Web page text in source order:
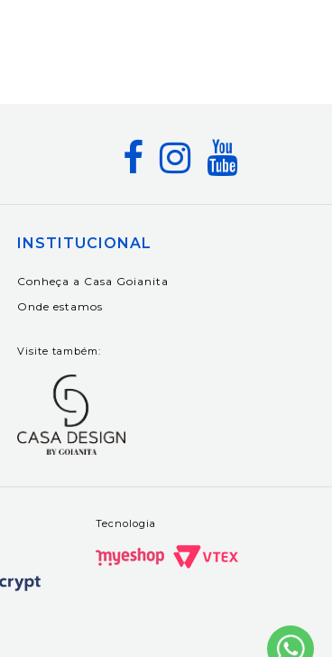
INSTITUCIONAL
Conheça a Casa Goianita
Onde estamos
Visite também:
Tecnologia